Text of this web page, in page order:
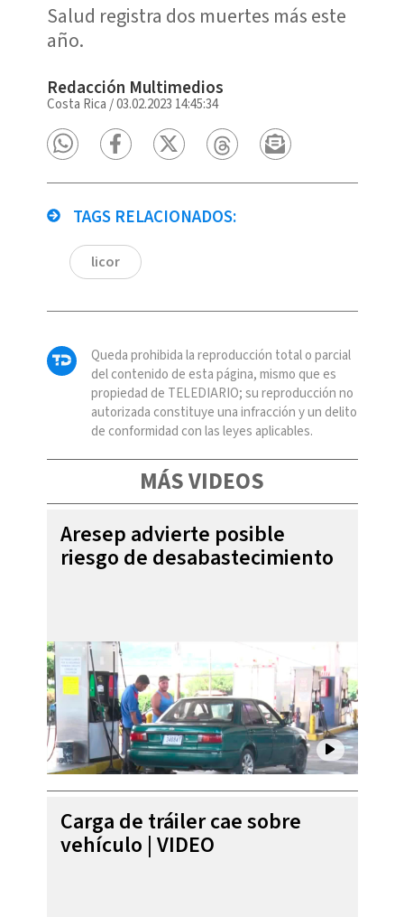
Salud registra dos muertes más este
año.
Redacción Multimedios
Costa Rica /03.02.2023 14:45:34
TAGS RELACIONADOS:
licor
Queda prohibida la reproducción total o parcial
del contenido de esta página, mismo que es
propiedad de TELEDIARIO; su reproducción no
autorizada constituye una infracción y un delito
de conformidad con las leyes aplicables.
MÁS VIDEOS
Aresep advierte posible
riesgo de desabastecimiento
Carga de tráiler cae sobre
vehículo | VIDEO